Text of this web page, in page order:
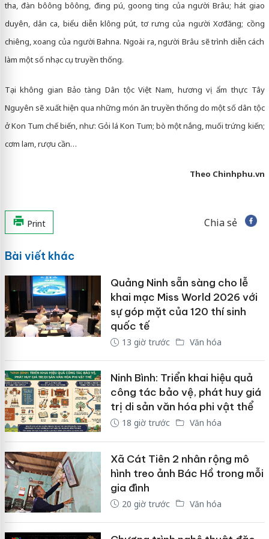
tha, đàn bôông bôông, đing pú, goong ting của người Brâu; hát giao
duyên, dân ca, biểu diễn klông pút, tơ rưng của người Xơđăng; cồng
chiêng, xoang của người Bahna. Ngoài ra, người Brâu sẽ trình diễn cách
làm một số nhạc cụ truyền thống.
Tại không gian Bảo tàng Dân tộc Việt Nam, hương vị ẩm thực Tây
Nguyên sẽ xuất hiện qua những món ăn truyền thống do một số dân tộc
ở Kon Tum chế biến, như: Gỏi lá Kon Tum; bò một nắng, muối trứng kiến;
cơm lam, rượu cần…
Theo Chinhphu.vn
Print Chia sẻ
Bài viết khác
Quảng Ninh sẵn sàng cho lễ
khai mạc Miss World 2026 với
sự góp mặt của 120 thí sinh
quốc tế
13 giờ trước Văn hóa
Ninh Bình: Triển khai hiệu quả
công tác bảo vệ, phát huy giá
trị di sản văn hóa phi vật thể
18 giờ trước Văn hóa
Xã Cát Tiên 2 nhân rộng mô
hình treo ảnh Bác Hồ trong mỗi
gia đình
20 giờ trước Văn hóa